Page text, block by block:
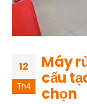
12
Th4
Máy
cấu
chọn